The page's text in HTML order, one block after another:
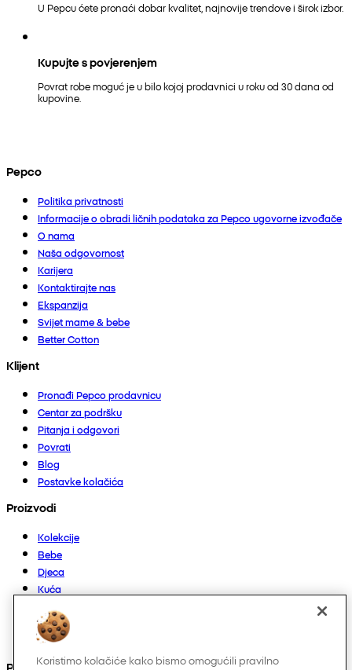
U Pepcu ćete pronaći dobar kvalitet, najnovije trendove i širok izbor.
Kupujte s povjerenjem
Povrat robe moguć je u bilo kojoj prodavnici u roku od 30 dana od
kupovine.
Pepco
Politika privatnosti
Informacije o obradi ličnih podataka za Pepco ugovorne izvođače
O nama
Naša odgovornost
Karijera
Kontaktirajte nas
Ekspanzija
Svijet mame & bebe
Better Cotton
Klijent
Pronađi Pepco prodavnicu
Centar za podršku
Pitanja i odgovori
Povrati
Blog
Postavke kolačića
Proizvodi
Kolekcije
Bebe
Djeca
Kuća
Muškarci
Ostalo
Koristimo kolačiće kako bismo omogućili pravilno